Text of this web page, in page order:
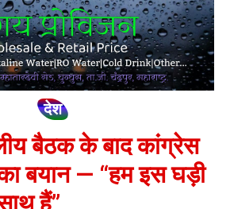
देश
बैठक के बाद कांग्रेस
बयान — “हम इस घड़ी
हैं”